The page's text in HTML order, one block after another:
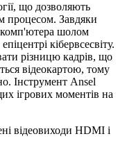
що дозволяють
процесом. Завдяки
шолом
кібервсесвіту.
різницю кадрів, що
відеокартою, тому
Інструмент Ansel
ігрових моментів на
відеовиходи HDMI і